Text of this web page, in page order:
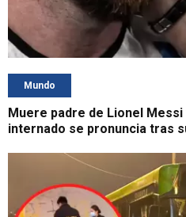
Mundo
Muere padre de Lionel
internado se pronuncia tras